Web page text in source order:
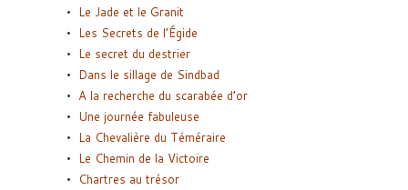
Le Jade et le Granit
Les Secrets de l’Égide
Le secret du destrier
Dans le sillage de Sindbad
A la recherche du scarabée d’or
Une journée fabuleuse
La Chevalière du Téméraire
Le Chemin de la Victoire
Chartres au trésor